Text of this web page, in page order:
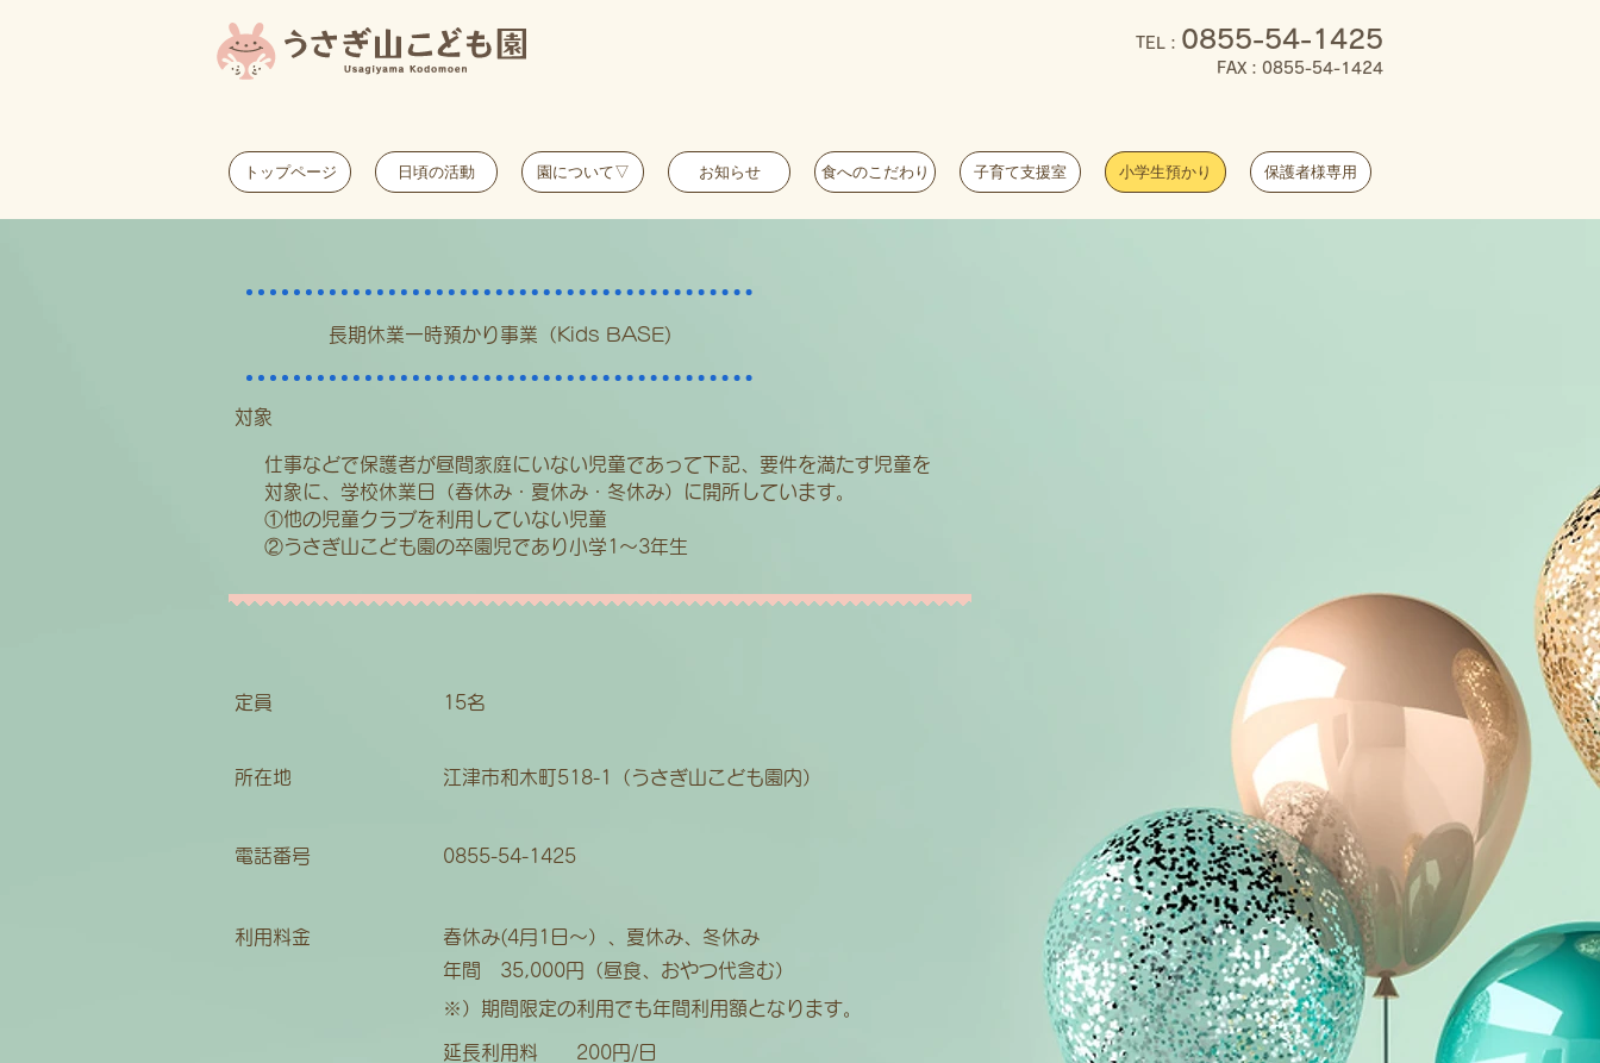
TEL ： 0855-54-1425
FAX：0855-54-1424
トップページ 日頃の活動 園について▽ お知らせ 食へのこだわり 子育て支援室 小学生預かり 保護者様専用
​長期休業一時預かり事業（Kids BASE)
対象
​仕事などで保護者が昼間家庭にいない児童であって下記、要件を満たす児童を
対象に、学校休業日（春休み・夏休み・冬休み）に開所しています。
①他の児童クラブを利用していない児童
​②うさぎ山こども園の卒園児であり小学1～3年生
定員
所在地
電話番号
利用料金
15名
​江津市和木町518-1（うさぎ山こども園内）
​0855-54-1425
​春休み(4月1日～）、夏休み、冬休み
年間 35,000円（昼食、おやつ代含む）
※）期間限定の利用でも年間利用額となります。
延長利用料 200円/日